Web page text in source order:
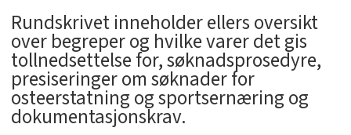
Rundskrivet inneholder ellers oversikt
over begreper og hvilke varer det gis
tollnedsettelse for, søknadsprosedyre,
presiseringer om søknader for
osteerstatning og sportsernæring og
dokumentasjonskrav.